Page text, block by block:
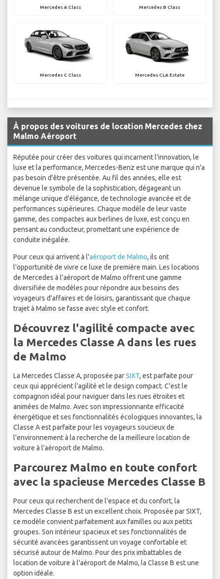
Mercedes A Class Mercedes B Class
Mercedes C Class Mercedes CLA Estate
À propos des voitures de location Mercedes chez
Malmo Aéroport
Réputée pour créer des voitures qui incarnent l'innovation, le
luxe et la performance, Mercedes-Benz est une marque qui n'a
pas besoin d'être présentée. Au fil des années, elle est
devenue le symbole de la sophistication, dégageant un
mélange unique d'élégance, de technologie avancée et de
performances supérieures. Chaque modèle de leur vaste
gamme, des compactes aux berlines de luxe, est conçu en
pensant au conducteur, promettant une expérience de
conduite inégalée.
Pour ceux qui arrivent à l'aéroport de Malmo, ils ont
l'opportunité de vivre ce luxe de première main. Les locations
de Mercedes à l'aéroport de Malmo offrent une gamme
diversifiée de modèles pour répondre aux besoins des
voyageurs d'affaires et de loisirs, garantissant que chaque
trajet à Malmo se fasse avec style et confort.
Découvrez l'agilité compacte avec
la Mercedes Classe A dans les rues
de Malmo
La Mercedes Classe A, proposée parSIXT, est parfaite pour
ceux qui apprécient l'agilité et le design compact. C'est le
compagnon idéal pour naviguer dans les rues étroites et
animées de Malmo. Avec son impressionnante efficacité
énergétique et ses fonctionnalités écologiques innovantes, la
Classe A est parfaite pour les voyageurs soucieux de
l'environnement à la recherche de la meilleure location de
voiture à l'aéroport de Malmo.
Parcourez Malmo en toute confort
avec la spacieuse Mercedes Classe B
Pour ceux qui recherchent de l'espace et du confort, la
Mercedes Classe B est un excellent choix. Proposée par SIXT,
ce modèle convient parfaitement aux familles ou aux petits
groupes. Son intérieur spacieux et ses fonctionnalités de
sécurité avancées garantissent un voyage confortable et
sécurisé autour de Malmo. Pour des prix imbattables de
location de voiture à l'aéroport de Malmo, la Classe B est une
option idéale.